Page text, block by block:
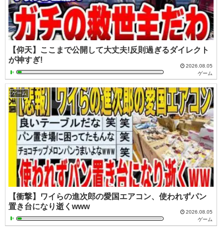
【仰天】ここまで公開して大丈夫!反則過ぎるダイレクト
が神すぎ!
2026.08.05
ゲーム
ゲーム
【衝撃】ワイらの進次郎の愛国エアコン、使われずパン
置き台になり逝くwww
2026.08.05
ゲーム